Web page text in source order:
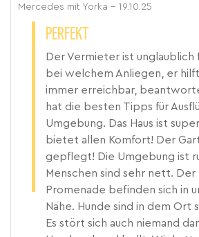
Mercedes mit Yorka - 19.10.25
PERFEKT
Der Vermieter ist unglaublich
bei welchem Anliegen, er
immer erreichbar,
hat die besten Tipps für
Umgebung. Das Haus ist
bietet allen Komfort! Der
gepflegt! Die Umgebung ist
Menschen sind sehr nett. Der
Promenade befinden sich in
Nähe. Hunde sind in dem Ort
Es stört sich auch niemand